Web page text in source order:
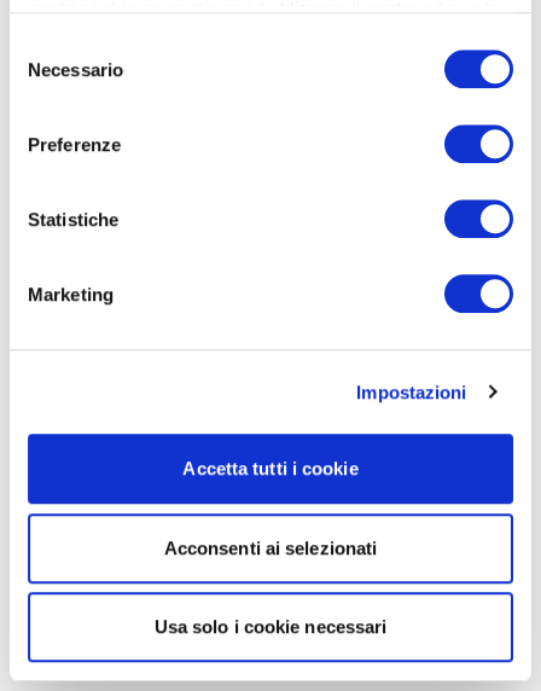
delNecessario
Preferenze
Statistiche
Marketing
Impostazioni
Accetta tutti i cookie
Acconsenti ai selezionati
Usa solo i cookie necessari